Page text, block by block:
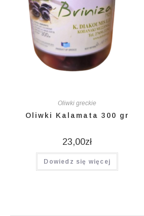
Oliwki greckie
Oliwki Kalamata 300 gr
23,00zł
Dowiedz się więcej